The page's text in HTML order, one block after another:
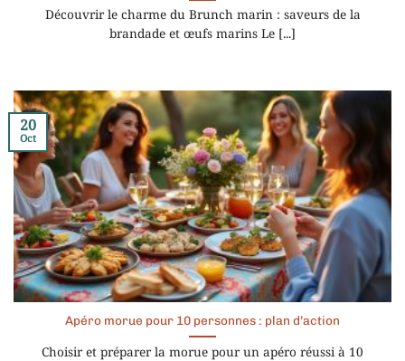
Découvrir le charme du Brunch marin : saveurs de la
brandade et œufs marins Le [...]
Apéro morue pour 10 personnes : plan d’action
Choisir et préparer la morue pour un apéro réussi à 10
20
Oct